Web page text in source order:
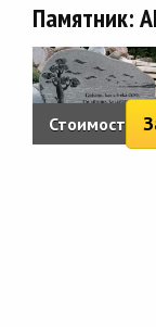
Памятник:
Стоимость: